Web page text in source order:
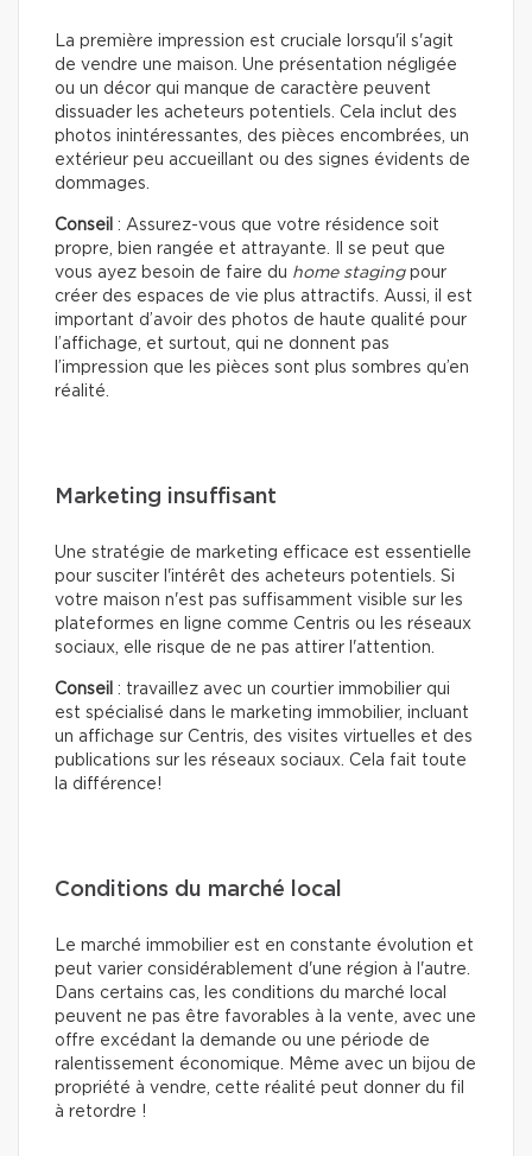
La première impression est cruciale lorsqu'il s'agit
de vendre une maison. Une présentation négligée
ou un décor qui manque de caractère peuvent
dissuader les acheteurs potentiels. Cela inclut des
photos inintéressantes, des pièces encombrées, un
extérieur peu accueillant ou des signes évidents de
dommages.
Conseil : Assurez-vous que votre résidence soit
propre, bien rangée et attrayante. Il se peut que
vous ayez besoin de faire du home stagingpour
créer des espaces de vie plus attractifs. Aussi, il est
important d’avoir des photos de haute qualité pour
l’affichage, et surtout, qui ne donnent pas
l’impression que les pièces sont plus sombres qu’en
réalité.
Marketing insuffisant
Une stratégie de marketing efficace est essentielle
pour susciter l'intérêt des acheteurs potentiels. Si
votre maison n'est pas suffisamment visible sur les
plateformes en ligne comme Centris ou les réseaux
sociaux, elle risque de ne pas attirer l'attention.
Conseil : travaillez avec un courtier immobilier qui
est spécialisé dans le marketing immobilier, incluant
un affichage sur Centris, des visites virtuelles et des
publications sur les réseaux sociaux. Cela fait toute
la différence!
Conditions du marché local
Le marché immobilier est en constante évolution et
peut varier considérablement d'une région à l'autre.
Dans certains cas, les conditions du marché local
peuvent ne pas être favorables à la vente, avec une
offre excédant la demande ou une période de
ralentissement économique. Même avec un bijou de
propriété à vendre, cette réalité peut donner du fil
à retordre !